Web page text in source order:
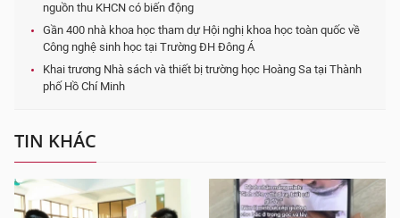
nguồn thu KHCN có biến động
Gần 400 nhà khoa học tham dự Hội nghị khoa học toàn quốc về
Công nghệ sinh học tại Trường ĐH Đông Á
Khai trương Nhà sách và thiết bị trường học Hoàng Sa tại Thành
phố Hồ Chí Minh
TIN KHÁC